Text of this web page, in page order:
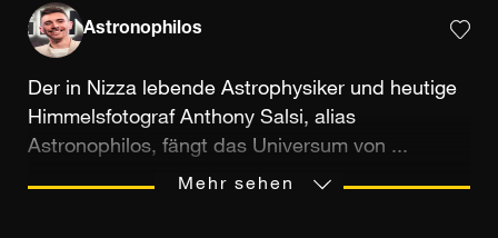
Astronophilos
Der in Nizza lebende Astrophysiker und heutige
Himmelsfotograf Anthony Salsi, alias
Astronophilos, fängt das Universum von ...
seinem Balkon aus ein! Im Herzen der Stadt
Mehr sehen